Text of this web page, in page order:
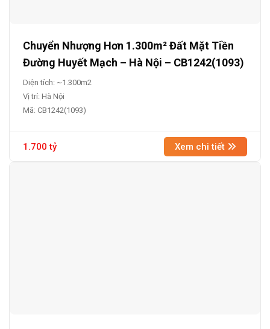
Chuyển Nhượng Hơn 1.300m² Đất Mặt Tiền
Đường Huyết Mạch – Hà Nội – CB1242(1093)
Diện tích: ~1.300m2
Vị trí: Hà Nội
Mã: CB1242(1093)
1.700 tỷ Xem chi tiết